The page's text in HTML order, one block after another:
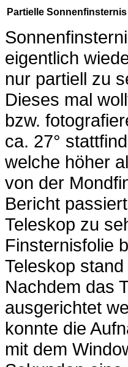
Partielle
eigentlich
nur partiell zu
Dieses mal
bzw.
ca. 27°
welche höher
von der
Bericht
Teleskop zu
Finsternisfolie
Teleskop
Nachdem das
ausgerichtet
konnte die
mit dem